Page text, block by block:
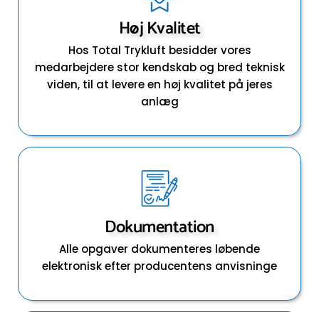
Høj Kvalitet
Hos Total Trykluft besidder vores
medarbejdere stor kendskab og bred teknisk
viden, til at levere en høj kvalitet på jeres
anlæg
Dokumentation
Alle opgaver dokumenteres løbende
elektronisk efter producentens anvisninge